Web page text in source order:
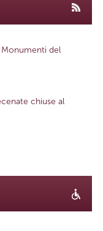
del
chiuse al